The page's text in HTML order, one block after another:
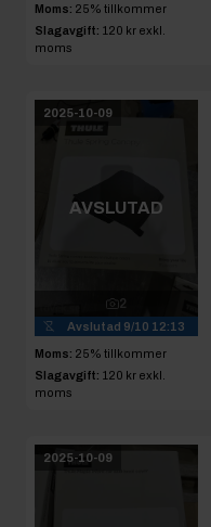
Moms: 25% tillkommer
Slagavgift: 120 kr exkl.
moms
2025-10-09
AVSLUTAD
2
Avslutad 9/10 12:13
Moms: 25% tillkommer
Slagavgift: 120 kr exkl.
moms
2025-10-09